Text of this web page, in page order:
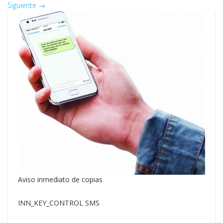
Siguiente →
Aviso inmediato de copias
INN_KEY_CONTROL SMS